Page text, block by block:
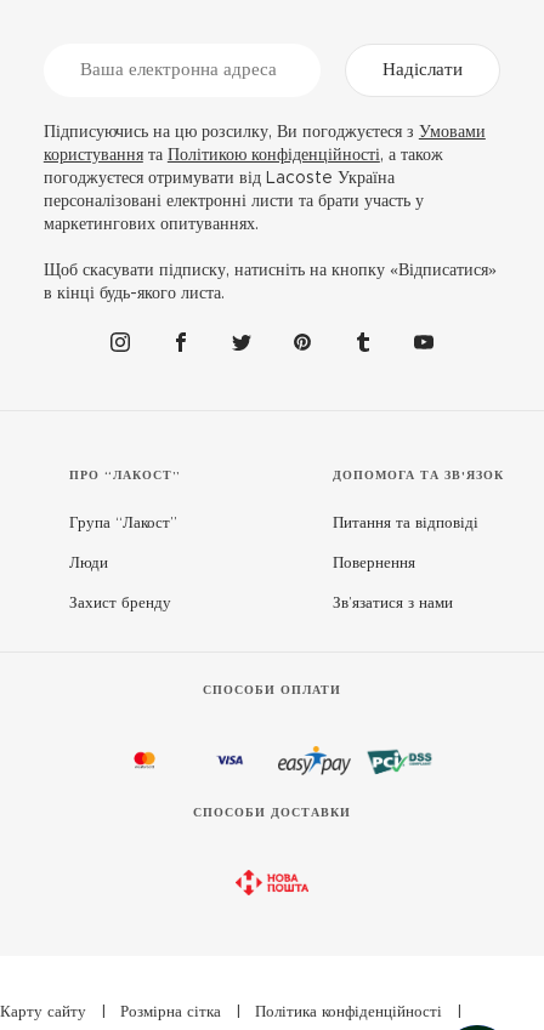
Надіслати
Підписуючись на цю розсилку, Ви погоджуєтеся з Умовами
користуваннята Політикою конфіденційності, а також
погоджуєтеся отримувати від Lacoste Україна
персоналізовані електронні листи та брати участь у
маркетингових опитуваннях.
Щоб скасувати підписку, натисніть на кнопку «Відписатися»
в кінці будь-якого листа.
ПРО “ЛАКОСТ”
Група “Лакост”
Люди
Захист бренду
ДОПОМОГА ТА ЗВ'ЯЗОК
Питання та відповіді
Повернення
Зв’язатися з нами
СПОСОБИ ОПЛАТИ
СПОСОБИ ДОСТАВКИ
Карту сайту Розмірна сітка Політика конфіденційності